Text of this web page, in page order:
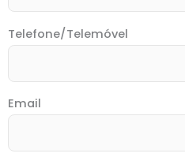
Telefone/Telemóvel
Email